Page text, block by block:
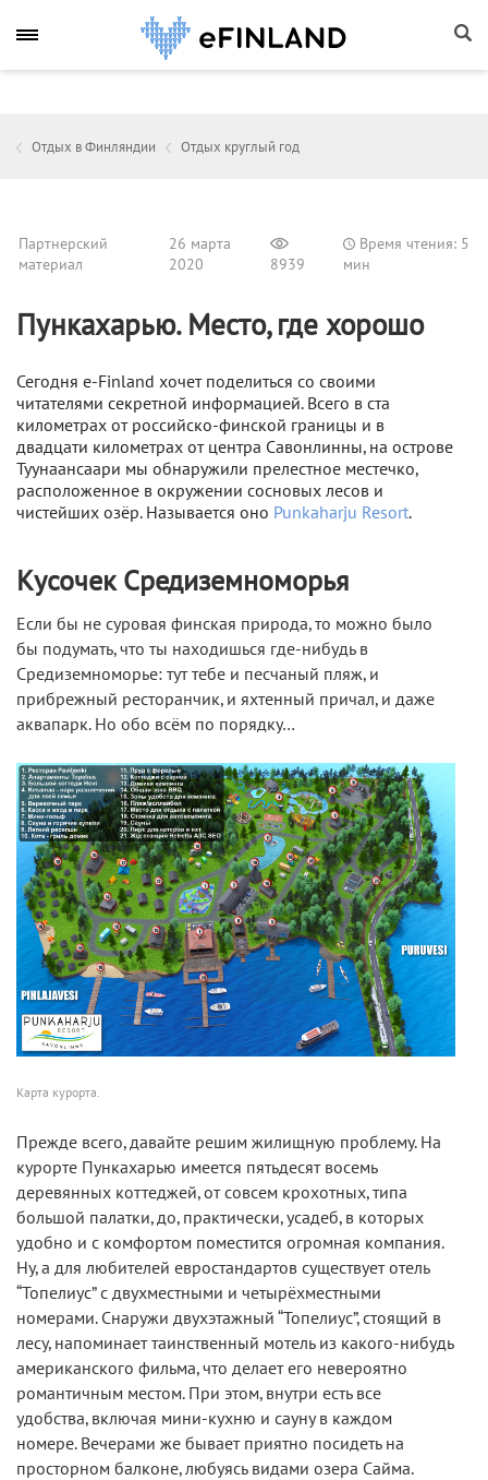
Отдых в Финляндии Отдых круглый год
Партнерский
материал
26 марта
2020
8939
Время чтения: 5
мин
Пункахарью. Место, где хорошо
Сегодня e-Finland хочет поделиться со своими
читателями секретной информацией. Всего в ста
километрах от российско-финской границы и в
двадцати километрах от центра Савонлинны, на острове
Туунаансаари мы обнаружили прелестное местечко,
расположенное в окружении сосновых лесов и
чистейших озёр. Называется оно Punkaharju Resort.
Кусочек Средиземноморья
Если бы не суровая финская природа, то можно было
бы подумать, что ты находишься где-нибудь в
Средиземноморье: тут тебе и песчаный пляж, и
прибрежный ресторанчик, и яхтенный причал, и даже
аквапарк. Но обо всём по порядку…
Карта курорта.
Прежде всего, давайте решим жилищную проблему. На
курорте Пункахарью имеется пятьдесят восемь
деревянных коттеджей, от совсем крохотных, типа
большой палатки, до, практически, усадеб, в которых
удобно и с комфортом поместится огромная компания.
Ну, а для любителей евростандартов существует отель
“Топелиус” с двухместными и четырёхместными
номерами. Снаружи двухэтажный “Топелиус”, стоящий в
лесу, напоминает таинственный мотель из какого-нибудь
американского фильма, что делает его невероятно
романтичным местом. При этом, внутри есть все
удобства, включая мини-кухню и сауну в каждом
номере. Вечерами же бывает приятно посидеть на
просторном балконе, любуясь видами озера Сайма.